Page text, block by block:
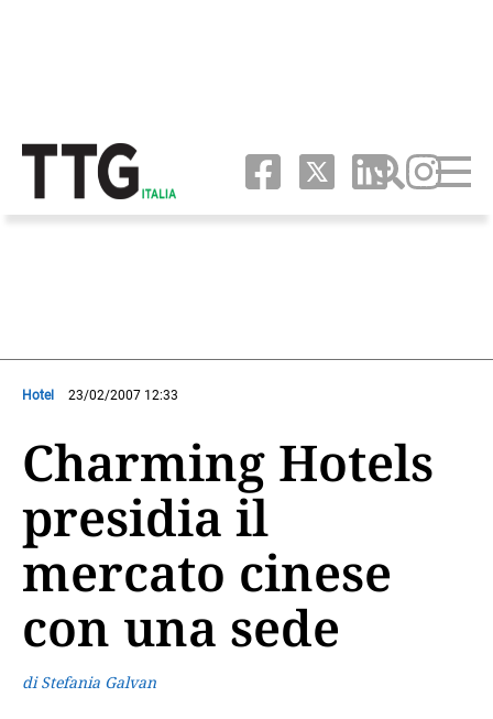
Hotel 23/02/2007 12:33
Charming Hotels
presidia il
mercato cinese
con una sede
di Stefania Galvan